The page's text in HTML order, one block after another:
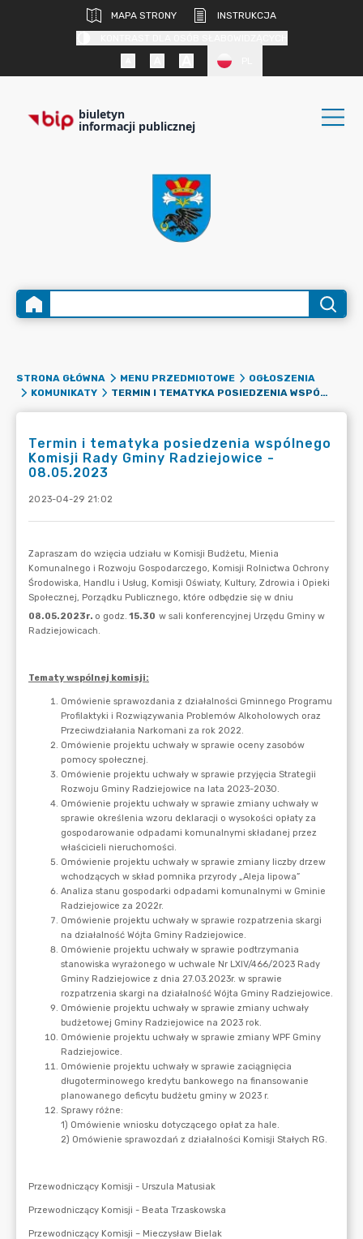
MAPA STRONY
INSTRUKCJA
biuletyn
informacji publicznej
STRONA GŁÓWNA MENU PRZEDMIOTOWE
OGŁOSZENIA
KOMUNIKATY
TERMIN I TEMATYKA POSIEDZENIA WSPÓLNEGO KOMISJI RADY GMINY RADZIEJOWICE - 08.05.2023
Termin i tematyka posiedzenia wspólnego
Komisji Rady Gminy Radziejowice -
08.05.2023
2023-04-29 21:02